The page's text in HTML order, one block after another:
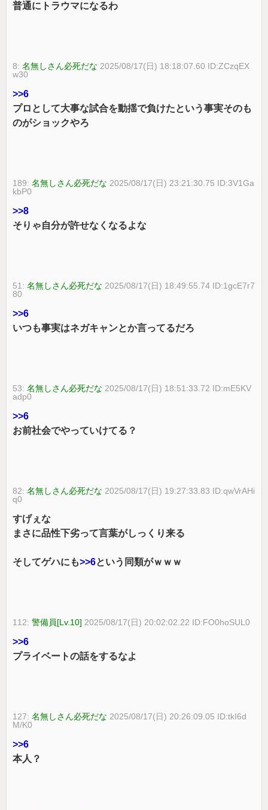
普通にトラウマになるわ
8:名無しさん必死だな 2025/08/17(日) 18:18:07.60 ID:ZCzqEX
w30
>>6
プロとして大事な試合を動揺で負けたという事実そのも
のがショックやろ
189:名無しさん必死だな 2025/08/17(日) 23:21:30.75 ID:3V1Ga
kbP0
>>8
そりゃ自分が許せなくなるよな
51:名無しさん必死だな 2025/08/17(日) 18:49:55.74 ID:1gcE7r7
80
>>6
いつも事実はネガキャンとか言ってるだろ
53:名無しさん必死だな 2025/08/17(日) 18:51:33.72 ID:mE5KV
adp0
>>6
お前社会でやっていけてる？
82:名無しさん必死だな 2025/08/17(日) 19:27:33.83 ID:qwVrAHi
q0
すげぇな
まさに品性下劣って言葉がしっくり来る
そしてゲハにも>>6という同類がｗｗｗ
112:警備員[Lv.10] 2025/08/17(日) 20:02:02.22 ID:FO0hoSUL0
>>6
プライベートの話をするなよ
127:名無しさん必死だな 2025/08/17(日) 20:26:09.05 ID:tkI6d
M/K0
>>6
本人？